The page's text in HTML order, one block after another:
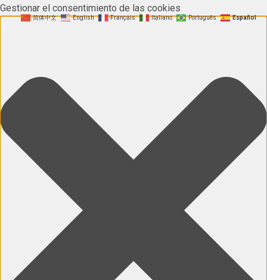
Gestionar el consentimiento de las cookies
简体中文 English Français Italiano Português Español